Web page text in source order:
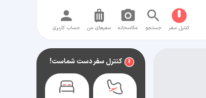
کنترل سفر جستجو عکاسخانه سفر‌های من حساب کاربری
کنترل سفر دست شماست!